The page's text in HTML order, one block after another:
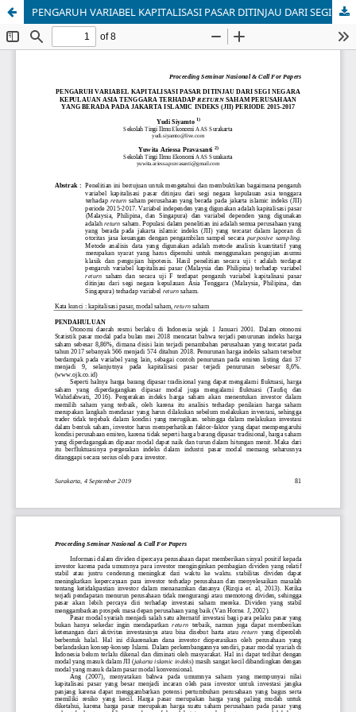
PENGARUH VARIABEL KAPITALISASI PASAR DITINJAU DARI SEGI NEGARA KEPULAUAN ASIA TENGGARA TERHADAP RETURN SAHAM PERUSAHAAN YANG BERADA PADA JAKARTA ISLAMIC INDEKS (JII) PERIODE 2015-2017